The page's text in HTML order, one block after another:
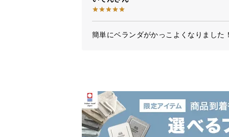
簡単にベランダがかっこよくなりました